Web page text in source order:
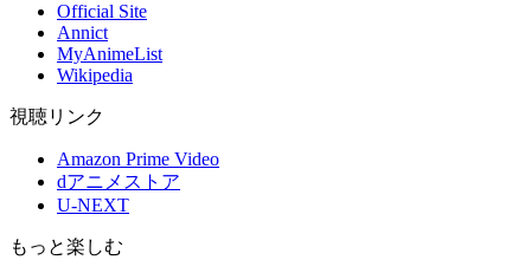
Official Site
Annict
MyAnimeList
Wikipedia
視聴リンク
Amazon Prime Video
dアニメストア
U-NEXT
もっと楽しむ